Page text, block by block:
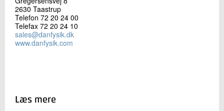
2630 Taastrup
Telefon 72 20 24 00
Telefax 72 20 24 10
sales@danfysik.dk
www.danfysik.com
Læs mere